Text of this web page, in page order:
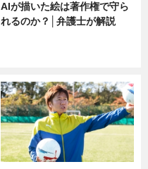
AIが描いた絵は著作権で守ら
れるのか？│弁護士が解説